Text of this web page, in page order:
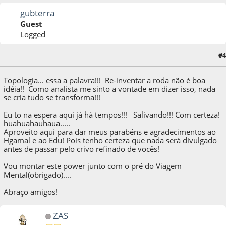
gubterra
Guest
Logged
#4
Topologia... essa a palavra!!! Re-inventar a roda não é boa
idéia!! Como analista me sinto a vontade em dizer isso, nada
se cria tudo se transforma!!!
Eu to na espera aqui já há tempos!!! Salivando!!! Com certeza!
huahuahauhaua.....
Aproveito aqui para dar meus parabéns e agradecimentos ao
Hgamal e ao Edu! Pois tenho certeza que nada será divulgado
antes de passar pelo crivo refinado de vocês!
Vou montar este power junto com o pré do Viagem
Mental(obrigado)....
Abraço amigos!
ZAS